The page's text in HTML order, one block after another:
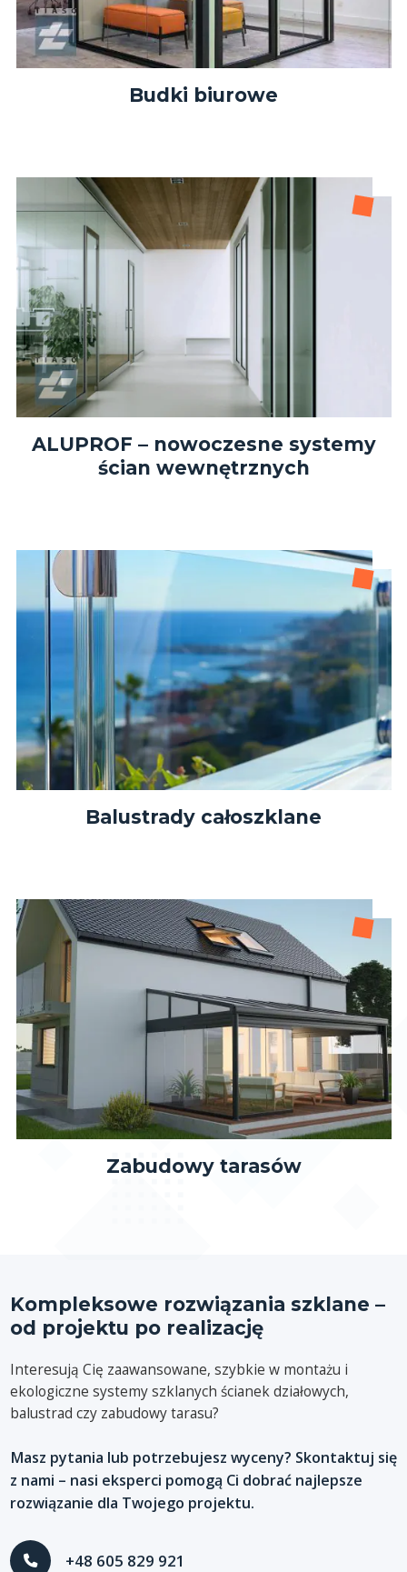
Budki biurowe
ALUPROF – nowoczesne systemy
ścian wewnętrznych
Balustrady całoszklane
Zabudowy tarasów
Kompleksowe rozwiązania szklane –
od projektu po realizację
Interesują Cię zaawansowane, szybkie w montażu i
ekologiczne systemy szklanych ścianek działowych,
balustrad czy zabudowy tarasu?
Masz pytania lub potrzebujesz wyceny? Skontaktuj się
z nami – nasi eksperci pomogą Ci dobrać najlepsze
rozwiązanie dla Twojego projektu.
+48 605 829 921